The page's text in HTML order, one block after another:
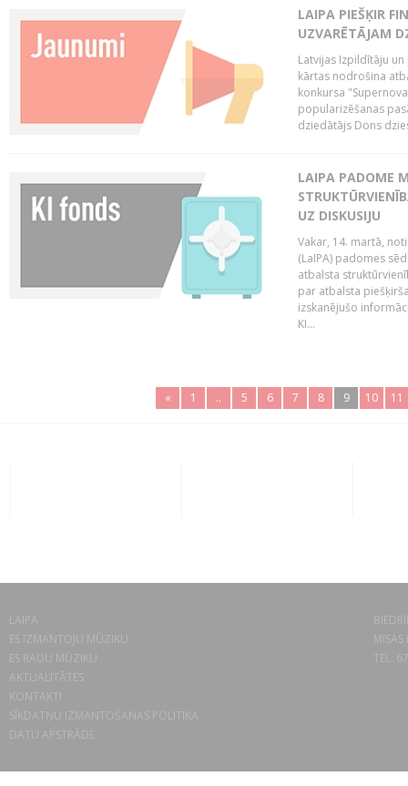
LAIPA PIEŠĶIR
UZVARĒTĀJAM
Latvijas Izpildītāju
kārtas nodrošina
konkursa
popularizēšanas
dziedātājs Dons
LAIPA PADOME
UZ DISKUSIJU
Vakar, 14. martā,
(LaIPA) padomes
atbalsta
par atbalsta
izskanējušo
KI...
« 1 .. 5 6 7 8 9 10 11
LAIPA
ES IZMANTOJU MŪZIKU
ES RADU MŪZIKU
AKTUALITĀTES
KONTAKTI
SĪKDATŅU IZMANTOŠANAS POLITIKA
DATU APSTRĀDE
TEL.